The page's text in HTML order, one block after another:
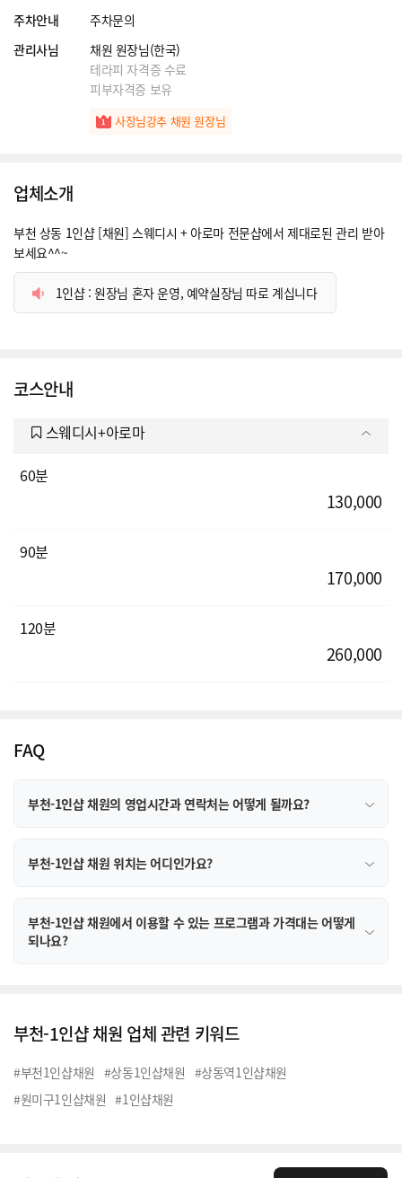
주차안내
주차문의
관리사님
채원 원장님(한국)
테라피 자격증 수료
피부자격증 보유
사장님강추 채원 원장님
업체소개
부천 상동 1인샵 [채원] 스웨디시 + 아로마 전문샵에서 제대로된 관리 받아
보세요^^~
1인샵 : 원장님 혼자 운영, 예약실장님 따로 계십니다
코스안내
스웨디시+아로마
60분
130,000
90분
170,000
120분
260,000
FAQ
부천-1인샵 채원의 영업시간과 연락처는 어떻게 될까요?
부천-1인샵 채원 위치는 어디인가요?
부천-1인샵 채원에서 이용할 수 있는 프로그램과 가격대는 어떻게
되나요?
부천-1인샵 채원 업체 관련 키워드
#부천1인샵채원 #상동1인샵채원 #상동역1인샵채원
#원미구1인샵채원 #1인샵채원